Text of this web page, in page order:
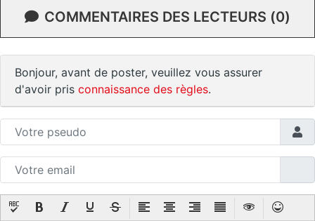
COMMENTAIRES DES LECTEURS (0)
Bonjour, avant de poster, veuillez vous assurer
d'avoir pris connaissance des règles.